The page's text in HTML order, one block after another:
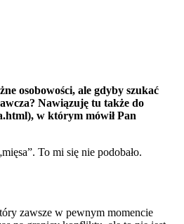
osobowości, ale gdyby szukać
Nawiązuję tu także do
w którym mówił Pan
To mi się nie podobało.
zawsze w pewnym momencie